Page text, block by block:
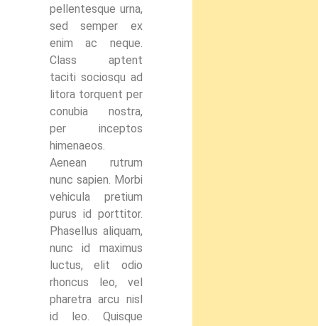
pellentesque urna,
sed semper ex
enim ac neque.
Class aptent
taciti sociosqu ad
litora torquent per
conubia nostra,
per inceptos
himenaeos.
Aenean rutrum
nunc sapien. Morbi
vehicula pretium
purus id porttitor.
Phasellus aliquam,
nunc id maximus
luctus, elit odio
rhoncus leo, vel
pharetra arcu nisl
id leo. Quisque